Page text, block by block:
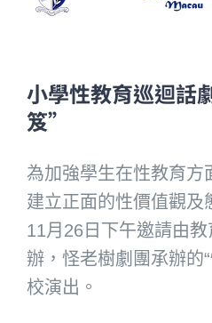
小學性教育巡迴話
笈”
為加強學生在性教育方
建立正面的性價值觀及
11月26日下午邀請由
辦，怪老樹劇團承辦的
校演出。